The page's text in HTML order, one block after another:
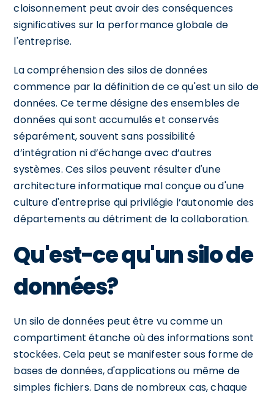
cloisonnement peut avoir des conséquences
significatives sur la performance globale de
l'entreprise.
La compréhension des silos de données
commence par la définition de ce qu'est un silo de
données. Ce terme désigne des ensembles de
données qui sont accumulés et conservés
séparément, souvent sans possibilité
d’intégration ni d’échange avec d’autres
systèmes. Ces silos peuvent résulter d'une
architecture informatique mal conçue ou d'une
culture d'entreprise qui privilégie l’autonomie des
départements au détriment de la collaboration.
Qu'est-ce qu'un silo de
données?
Un silo de données peut être vu comme un
compartiment étanche où des informations sont
stockées. Cela peut se manifester sous forme de
bases de données, d'applications ou même de
simples fichiers. Dans de nombreux cas, chaque